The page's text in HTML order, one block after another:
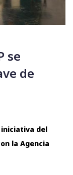
se
de
del
la Agencia